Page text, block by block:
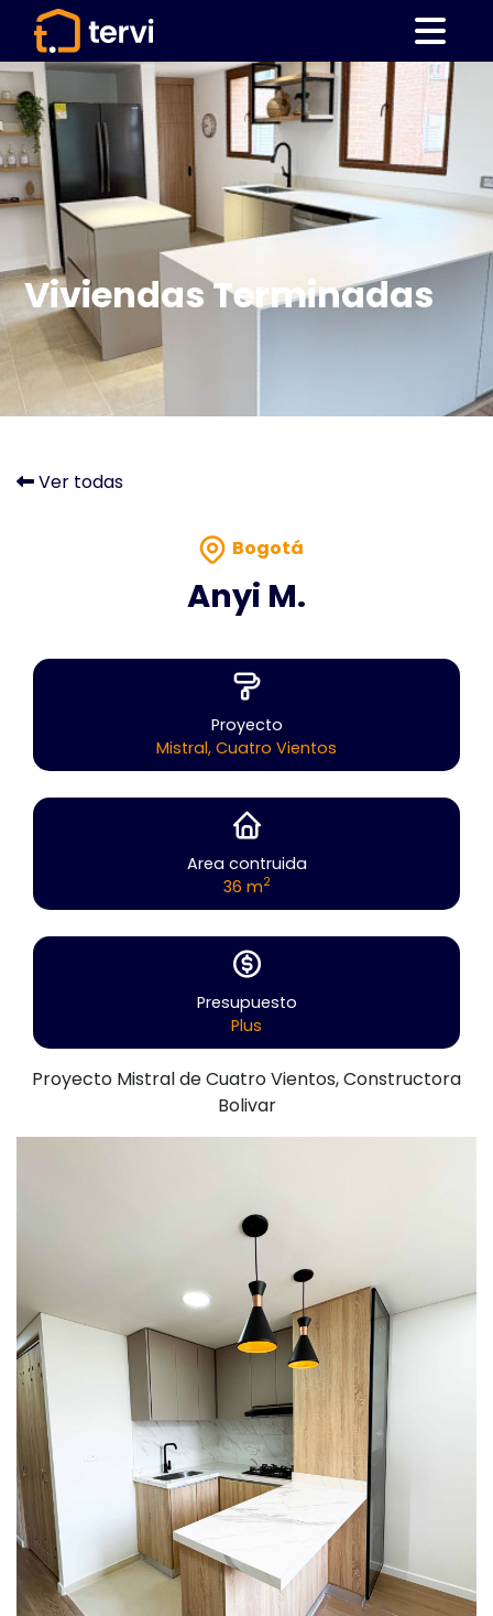
Viviendas Terminadas
Ver todas
Bogotá
Anyi M.
Proyecto
Mistral, Cuatro Vientos
Area contruida
36 m2
Presupuesto
Plus
Proyecto Mistral de Cuatro Vientos, Constructora
Bolivar